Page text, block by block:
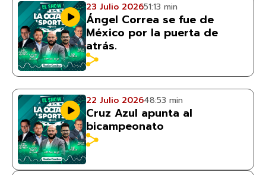
23 Julio 202651:13 min
Ángel Correa se fue de
México por la puerta de
atrás.
22 Julio 202648:53 min
Cruz Azul apunta al
bicampeonato